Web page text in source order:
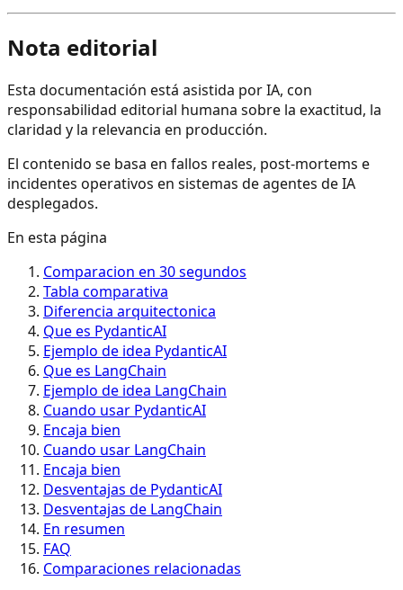
Nota editorial
Esta documentación está asistida por IA, con
responsabilidad editorial humana sobre la exactitud, la
claridad y la relevancia en producción.
El contenido se basa en fallos reales, post-mortems e
incidentes operativos en sistemas de agentes de IA
desplegados.
En esta página
Comparacion en 30 segundos
Tabla comparativa
Diferencia arquitectonica
Que es PydanticAI
Ejemplo de idea PydanticAI
Que es LangChain
Ejemplo de idea LangChain
Cuando usar PydanticAI
Encaja bien
Cuando usar LangChain
Encaja bien
Desventajas de PydanticAI
Desventajas de LangChain
En resumen
FAQ
Comparaciones relacionadas